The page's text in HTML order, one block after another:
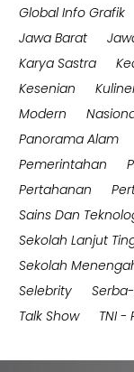
Global Info Grafik
Jawa Barat
Karya Sastra
Kesenian
Modern
Panorama Alam
Pemerintahan
Pertahanan
Sains Dan
Sekolah Lanjut
Sekolah
Selebrity
Talk Show
TNI -